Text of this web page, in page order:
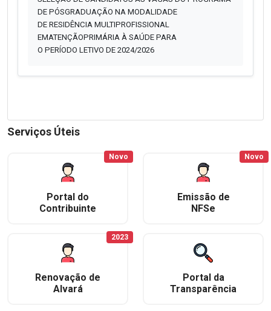
DE PÓSGRADUAÇÃO NA MODALIDADE
DE RESIDÊNCIA MULTIPROFISSIONAL
EMATENÇÃOPRIMÁRIA À SAÚDE PARA
O PERÍODO LETIVO DE 2024/2026
Serviços Úteis
Portal do
Contribuinte
Novo
Emissão de
NFSe
Novo
Renovação de
Alvará
2023
Portal da
Transparência